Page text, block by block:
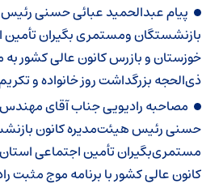
پیام عبدالحمید عبائی حسنی
بازنشستگان ومستمری بگیران تأمین
ذی‌الحجه بزرگداشت روز خانواده و
مصاحبه رادیویی جناب آقای
حسنی رئیس هیئت‌مدیره کانون
مستمری‌بگیران تأمین اجتماعی
کانون عالی کشور با برنامه موج مثبت